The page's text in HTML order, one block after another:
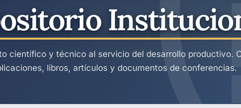
científico y técnico al servicio del desarrollo productivo.
libros, artículos y documentos de conferencias.